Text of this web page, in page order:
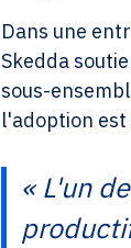
Dans une
Skedda
sous-
l'adoption
« L'un